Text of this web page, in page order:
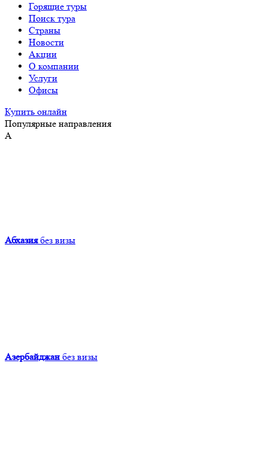
Горящие туры
Поиск тура
Страны
Новости
Акции
О компании
Услуги
Офисы
Купить онлайн
Популярные направления
А
Абхазия без визы
Азербайджан без визы